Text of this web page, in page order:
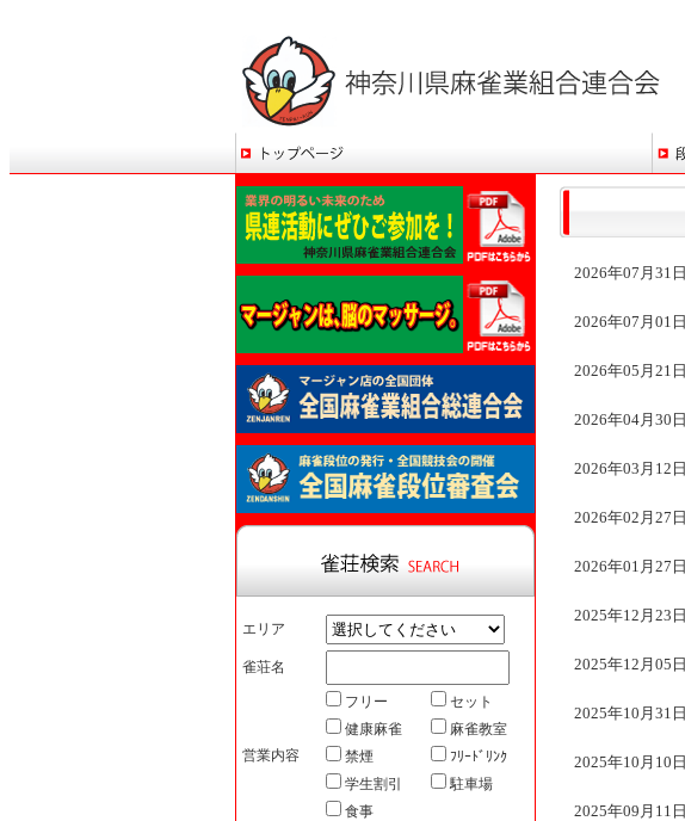
エリア
雀荘名
営業内容
フリー
セット
健康麻雀
麻雀教室
禁煙
ﾌﾘｰﾄﾞﾘﾝｸ
学生割引
駐車場
食事
2026年07月31日
2026年07月01日
2026年05月21日
2026年04月30日
2026年03月12日
2026年02月27日
2026年01月27日
2025年12月23日
2025年12月05日
2025年10月31日
2025年10月10日
2025年09月11日